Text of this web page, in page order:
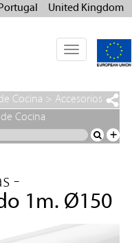
Portugal United Kingdom
Toggle
navigation
Cocina > Accesorios
redondo 1m. Ø150
Cocina
+
-
1m. Ø150